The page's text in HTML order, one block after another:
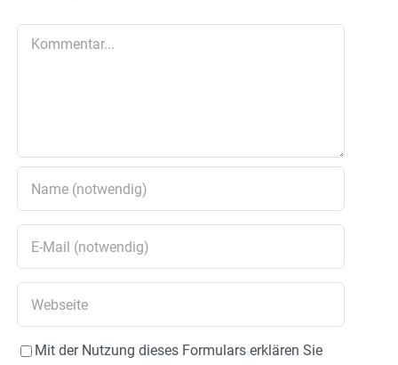
Mit der Nutzung dieses Formulars erklären Sie